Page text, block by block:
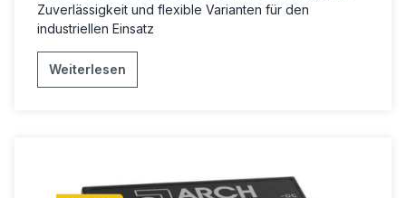
Zuverlässigkeit und flexible Varianten für den
industriellen Einsatz
Weiterlesen